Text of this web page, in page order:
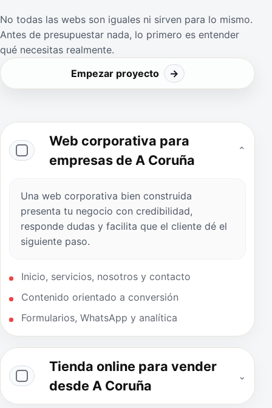
No todas las webs son iguales ni sirven para lo mismo.
Antes de presupuestar nada, lo primero es entender
qué necesitas realmente.
Empezar proyecto
→
Web corporativa para
empresas de A Coruña
⌄
Una web corporativa bien construida
presenta tu negocio con credibilidad,
responde dudas y facilita que el cliente dé el
siguiente paso.
Inicio, servicios, nosotros y contacto
Contenido orientado a conversión
Formularios, WhatsApp y analítica
Tienda online para vender
desde A Coruña
⌄